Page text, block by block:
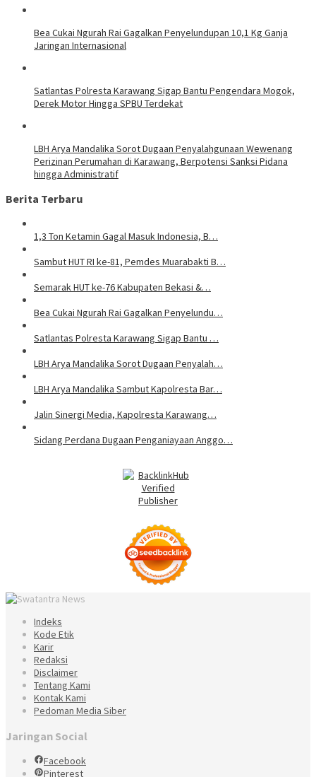
Bea Cukai Ngurah Rai Gagalkan Penyelundupan 10,1 Kg Ganja
Jaringan Internasional
Satlantas Polresta Karawang Sigap Bantu Pengendara Mogok,
Derek Motor Hingga SPBU Terdekat
LBH Arya Mandalika Sorot Dugaan Penyalahgunaan Wewenang
Perizinan Perumahan di Karawang, Berpotensi Sanksi Pidana
hingga Administratif
Berita Terbaru
1,3 Ton Ketamin Gagal Masuk Indonesia, B…
Sambut HUT RI ke-81, Pemdes Muarabakti B…
Semarak HUT ke-76 Kabupaten Bekasi &…
Bea Cukai Ngurah Rai Gagalkan Penyelundu…
Satlantas Polresta Karawang Sigap Bantu …
LBH Arya Mandalika Sorot Dugaan Penyalah…
LBH Arya Mandalika Sambut Kapolresta Bar…
Jalin Sinergi Media, Kapolresta Karawang…
Sidang Perdana Dugaan Penganiayaan Anggo…
Indeks
Kode Etik
Karir
Redaksi
Disclaimer
Tentang Kami
Kontak Kami
Pedoman Media Siber
Jaringan Social
Facebook
Pinterest